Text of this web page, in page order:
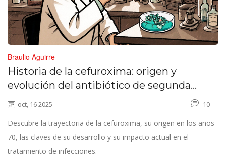
Braulio Aguirre
Historia de la cefuroxima: origen y
evolución del antibiótico de segunda
generación
oct, 16 2025 10
Descubre la trayectoria de la cefuroxima, su origen en los años
70, las claves de su desarrollo y su impacto actual en el
tratamiento de infecciones.